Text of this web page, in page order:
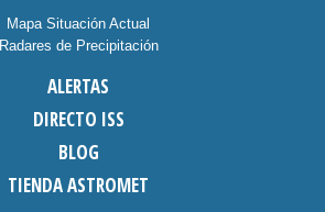
Mapa Situación Actual
Radares de Precipitación
ALERTAS
DIRECTO ISS
BLOG
TIENDA ASTROMET